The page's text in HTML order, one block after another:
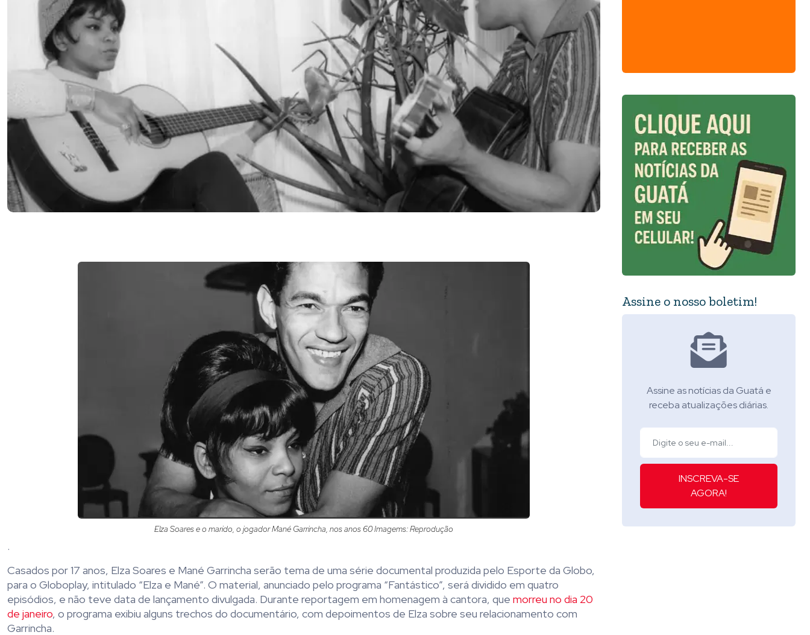
Elza Soares e o marido, o jogador Mané Garrincha, nos anos 60 Imagems: Reprodução
.
Casados por 17 anos, Elza Soares e Mané Garrincha serão tema de uma série documental produzida pelo Esporte da Globo,
para o Globoplay, intitulado “Elza e Mané”. O material, anunciado pelo programa “Fantástico”, será dividido em quatro
episódios, e não teve data de lançamento divulgada. Durante reportagem em homenagem à cantora, que morreu no dia 20
de janeiro, o programa exibiu alguns trechos do documentário, com depoimentos de Elza sobre seu relacionamento com
Garrincha.
Assine o nosso boletim!
Assine as notícias da Guatá e
receba atualizações diárias.
INSCREVA-SE
AGORA!